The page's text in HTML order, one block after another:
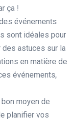
ça !
événements
sont idéales pour
des astuces sur la
en matière de
événements,
bon moyen de
planifier vos